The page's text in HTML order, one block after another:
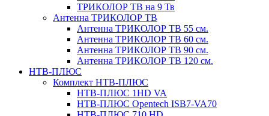
ТРИКОЛОР ТВ на 9 Тв
Антенна ТРИКОЛОР ТВ
Антенна ТРИКОЛОР ТВ 55 см.
Антенна ТРИКОЛОР ТВ 60 см.
Антенна ТРИКОЛОР ТВ 90 см.
Антенна ТРИКОЛОР ТВ 120 см.
НТВ-ПЛЮС
Комплект НТВ-ПЛЮС
НТВ-ПЛЮС 1HD VA
НТВ-ПЛЮС Opentech ISB7-VA70